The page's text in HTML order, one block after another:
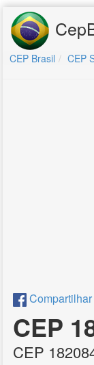
CEP Brasil CEP
CEP
CEP